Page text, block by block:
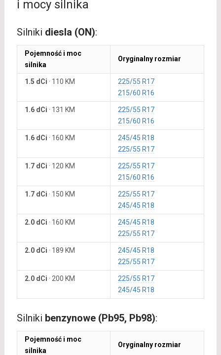
i mocy silnika
Silniki diesla (ON):
Pojemność i moc
silnika
Oryginalny rozmiar
1.5 dCi · 110 KM
225/55 R17
215/60 R16
1.6 dCi · 131 KM
225/55 R17
215/60 R16
1.6 dCi · 160 KM
245/45 R18
225/55 R17
1.7 dCi · 120 KM
225/55 R17
215/60 R16
1.7 dCi · 150 KM
225/55 R17
245/45 R18
2.0 dCi · 160 KM
245/45 R18
225/55 R17
2.0 dCi · 189 KM
245/45 R18
225/55 R17
2.0 dCi · 200 KM
225/55 R17
245/45 R18
Silniki benzynowe (Pb95, Pb98):
Pojemność i moc
silnika
Oryginalny rozmiar